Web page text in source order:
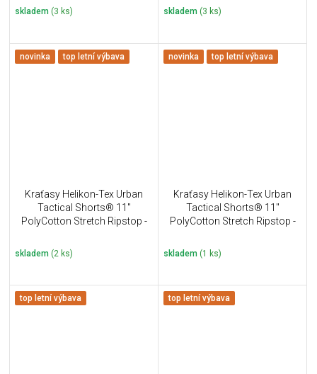
skladem (3 ks) skladem (3 ks)
novinka top letní výbava
Kraťasy Helikon-Tex Urban
Tactical Shorts® 11''
PolyCotton Stretch Ripstop -
skladem (2 ks)
novinka top letní výbava
Kraťasy Helikon-Tex Urban
Tactical Shorts® 11''
PolyCotton Stretch Ripstop -
skladem (1 ks)
top letní výbava top letní výbava